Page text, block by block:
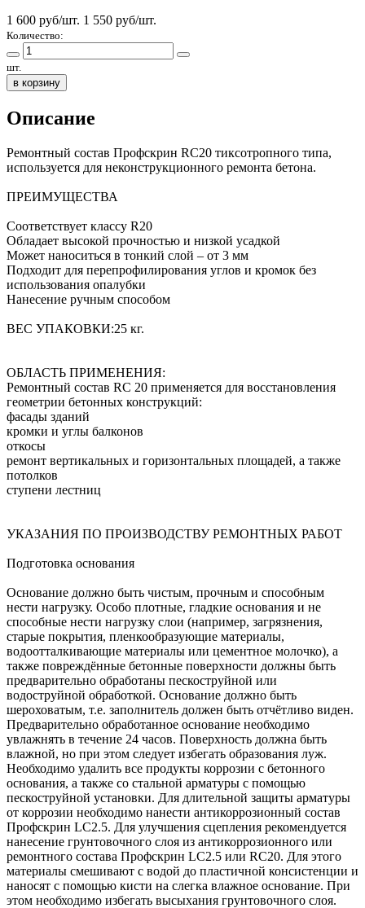
1 600 руб/шт. 1 550 руб/шт.
Количество:
шт.
в корзину
Описание
Ремонтный состав Профскрин RC20 тиксотропного типа,
используется для неконструкционного ремонта бетона.
ПРЕИМУЩЕСТВА
Соответствует классу R20
Обладает высокой прочностью и низкой усадкой
Может наноситься в тонкий слой – от 3 мм
Подходит для перепрофилирования углов и кромок без
использования опалубки
Нанесение ручным способом
ВЕС УПАКОВКИ:25 кг.
ОБЛАСТЬ ПРИМЕНЕНИЯ:
Ремонтный состав RC 20 применяется для восстановления
геометрии бетонных конструкций:
фасады зданий
кромки и углы балконов
откосы
ремонт вертикальных и горизонтальных площадей, а также
потолков
ступени лестниц
УКАЗАНИЯ ПО ПРОИЗВОДСТВУ РЕМОНТНЫХ РАБОТ
Подготовка основания
Основание должно быть чистым, прочным и способным
нести нагрузку. Особо плотные, гладкие основания и не
способные нести нагрузку слои (например, загрязнения,
старые покрытия, пленкообразующие материалы,
водоотталкивающие материалы или цементное молочко), а
также повреждённые бетонные поверхности должны быть
предварительно обработаны пескоструйной или
водоструйной обработкой. Основание должно быть
шероховатым, т.е. заполнитель должен быть отчётливо виден.
Предварительно обработанное основание необходимо
увлажнять в течение 24 часов. Поверхность должна быть
влажной, но при этом следует избегать образования луж.
Необходимо удалить все продукты коррозии с бетонного
основания, а также со стальной арматуры с помощью
пескоструйной установки. Для длительной защиты арматуры
от коррозии необходимо нанести антикоррозионный состав
Профскрин LC2.5. Для улучшения сцепления рекомендуется
нанесение грунтовочного слоя из антикоррозионного или
ремонтного состава Профскрин LC2.5 или RC20. Для этого
материалы смешивают с водой до пластичной консистенции и
наносят с помощью кисти на слегка влажное основание. При
этом необходимо избегать высыхания грунтовочного слоя.